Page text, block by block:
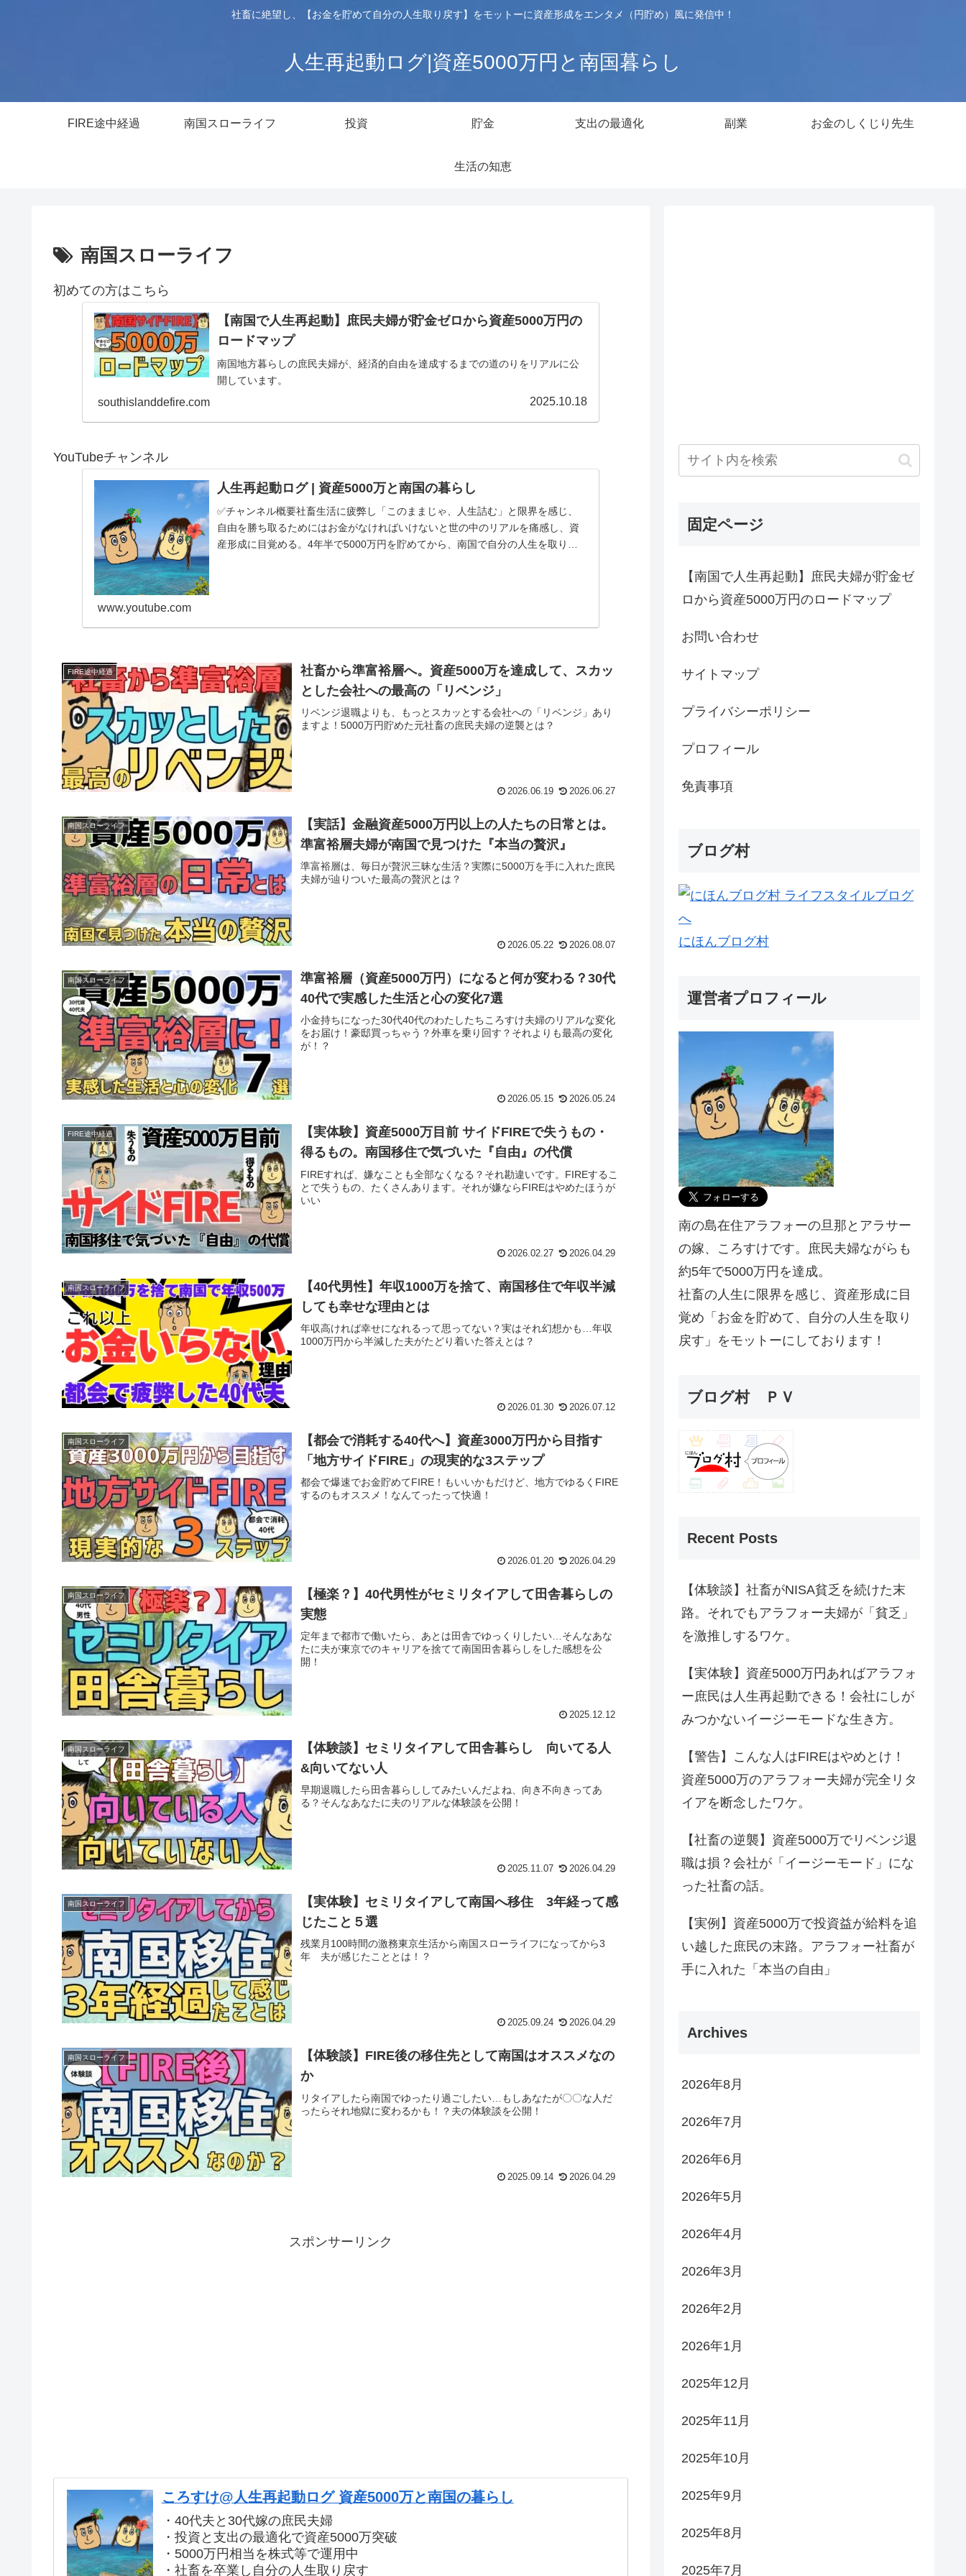
社畜に絶望し、【お金を貯めて自分の人生取り戻す】をモットーに資産形成をエンタメ（円貯め）風に発信中！
人生再起動ログ|資産5000万円と南国暮らし
FIRE途中経過 南国スローライフ 投資 貯金 支出の最適化 副業 お金のしくじり先生
生活の知恵
南国スローライフ
初めての方はこちら
【南国で人生再起動】庶民夫婦が貯金ゼロから資産5000万円の
ロードマップ
南国地方暮らしの庶民夫婦が、経済的自由を達成するまでの道のりをリアルに公
開しています。
southislanddefire.com 2025.10.18
YouTubeチャンネル
人生再起動ログ | 資産5000万と南国の暮らし
✅チャンネル概要社畜生活に疲弊し「このままじゃ、人生詰む」と限界を感じ、
自由を勝ち取るためにはお金がなければいけないと世の中のリアルを痛感し、資
産形成に目覚める。4年半で5000万円を貯めてから、南国で自分の人生を取り戻
www.youtube.com
FIRE途中経過
社畜から準富裕層へ。資産5000万を達成して、スカッ
とした会社への最高の「リベンジ」
リベンジ退職よりも、もっとスカッとする会社への「リベンジ」あり
ますよ！5000万円貯めた元社畜の庶民夫婦の逆襲とは？
2026.06.19 2026.06.27
南国スローライフ
【実話】金融資産5000万円以上の人たちの日常とは。
準富裕層夫婦が南国で見つけた『本当の贅沢』
準富裕層は、毎日が贅沢三昧な生活？実際に5000万を手に入れた庶民
夫婦が辿りついた最高の贅沢とは？
2026.05.22 2026.08.07
南国スローライフ
準富裕層（資産5000万円）になると何が変わる？30代
40代で実感した生活と心の変化7選
小金持ちになった30代40代のわたしたちころすけ夫婦のリアルな変化
をお届け！豪邸買っちゃう？外車を乗り回す？それよりも最高の変化
が！？
2026.05.15 2026.05.24
FIRE途中経過
【実体験】資産5000万目前 サイドFIREで失うもの・
得るもの。南国移住で気づいた『自由』の代償
FIREすれば、嫌なことも全部なくなる？それ勘違いです。FIREするこ
とで失うもの、たくさんあります。それが嫌ならFIREはやめたほうが
いい
2026.02.27 2026.04.29
南国スローライフ
【40代男性】年収1000万を捨て、南国移住で年収半減
しても幸せな理由とは
年収高ければ幸せになれるって思ってない？実はそれ幻想かも…年収
1000万円から半減した夫がたどり着いた答えとは？
2026.01.30 2026.07.12
南国スローライフ
【都会で消耗する40代へ】資産3000万円から目指す
「地方サイドFIRE」の現実的な3ステップ
都会で爆速でお金貯めてFIRE！もいいかもだけど、地方でゆるくFIRE
するのもオススメ！なんてったって快適！
2026.01.20 2026.04.29
南国スローライフ
【極楽？】40代男性がセミリタイアして田舎暮らしの
実態
定年まで都市で働いたら、あとは田舎でゆっくりしたい…そんなあな
たに夫が東京でのキャリアを捨てて南国田舎暮らしをした感想を公
開！
2025.12.12
南国スローライフ
【体験談】セミリタイアして田舎暮らし 向いてる人
&向いてない人
早期退職したら田舎暮らししてみたいんだよね、向き不向きってあ
る？そんなあなたに夫のリアルな体験談を公開！
2025.11.07 2026.04.29
南国スローライフ
【実体験】セミリタイアして南国へ移住 3年経って感
じたこと５選
残業月100時間の激務東京生活から南国スローライフになってから3
年 夫が感じたこととは！？
2025.09.24 2026.04.29
南国スローライフ
【体験談】FIRE後の移住先として南国はオススメなの
か
リタイアしたら南国でゆったり過ごしたい…もしあなたが〇〇な人だ
ったらそれ地獄に変わるかも！？夫の体験談を公開！
2025.09.14 2026.04.29
スポンサーリンク
ころすけ@人生再起動ログ 資産5000万と南国の暮らし
・40代夫と30代嫁の庶民夫婦
・投資と支出の最適化で資産5000万突破
・5000万円相当を株式等で運用中
・社畜を卒業し自分の人生取り戻す
固定ページ
【南国で人生再起動】庶民夫婦が貯金ゼ
ロから資産5000万円のロードマップ
お問い合わせ
サイトマップ
プライバシーポリシー
プロフィール
免責事項
ブログ村
にほんブログ村
運営者プロフィール
南の島在住アラフォーの旦那とアラサー
の嫁、ころすけです。庶民夫婦ながらも
約5年で5000万円を達成。
社畜の人生に限界を感じ、資産形成に目
覚め「お金を貯めて、自分の人生を取り
戻す」をモットーにしております！
ブログ村 ＰＶ
Recent Posts
【体験談】社畜がNISA貧乏を続けた末
路。それでもアラフォー夫婦が「貧乏」
を激推しするワケ。
【実体験】資産5000万円あればアラフォ
ー庶民は人生再起動できる！会社にしが
みつかないイージーモードな生き方。
【警告】こんな人はFIREはやめとけ！
資産5000万のアラフォー夫婦が完全リタ
イアを断念したワケ。
【社畜の逆襲】資産5000万でリベンジ退
職は損？会社が「イージーモード」にな
った社畜の話。
【実例】資産5000万で投資益が給料を追
い越した庶民の末路。アラフォー社畜が
手に入れた「本当の自由」
Archives
2026年8月
2026年7月
2026年6月
2026年5月
2026年4月
2026年3月
2026年2月
2026年1月
2025年12月
2025年11月
2025年10月
2025年9月
2025年8月
2025年7月